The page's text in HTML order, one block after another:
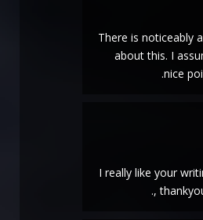
There is noticeably
about this. I
nice
I really like your
,